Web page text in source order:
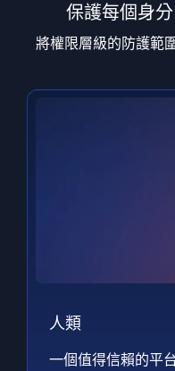
保護每個身分
將權限層級的防護範
人類
一個值得信賴的平